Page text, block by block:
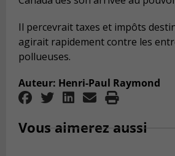
Il percevrait taxes et impôts
agirait rapidement contre les
pollueuses.
Auteur: Henri-Paul Raymond
Vous aimerez aussi